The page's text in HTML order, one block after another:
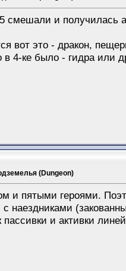
смешали и получилась
вот это - дракон,
в 4-ке было - гидра
(Dungeon)
и пятыми героями.
наездниками
и активки